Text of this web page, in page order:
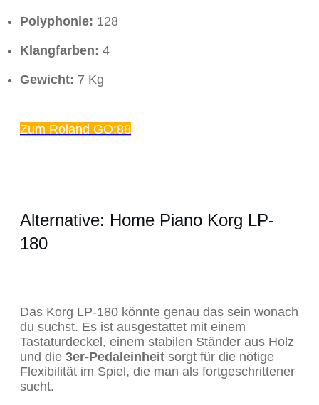
Polyphonie: 128
Klangfarben: 4
Gewicht: 7 Kg
Zum Roland GO:88
Alternative: Home Piano Korg LP-
180
Das Korg LP-180 könnte genau das sein wonach
du suchst. Es ist ausgestattet mit einem
Tastaturdeckel, einem stabilen Ständer aus Holz
und die 3er-Pedaleinheit sorgt für die nötige
Flexibilität im Spiel, die man als fortgeschrittener
sucht.